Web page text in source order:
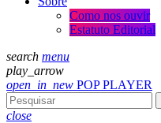
Como nos ouvir
Estatuto Editorial
search menu
play_arrow
open_in_new POP PLAYER
close